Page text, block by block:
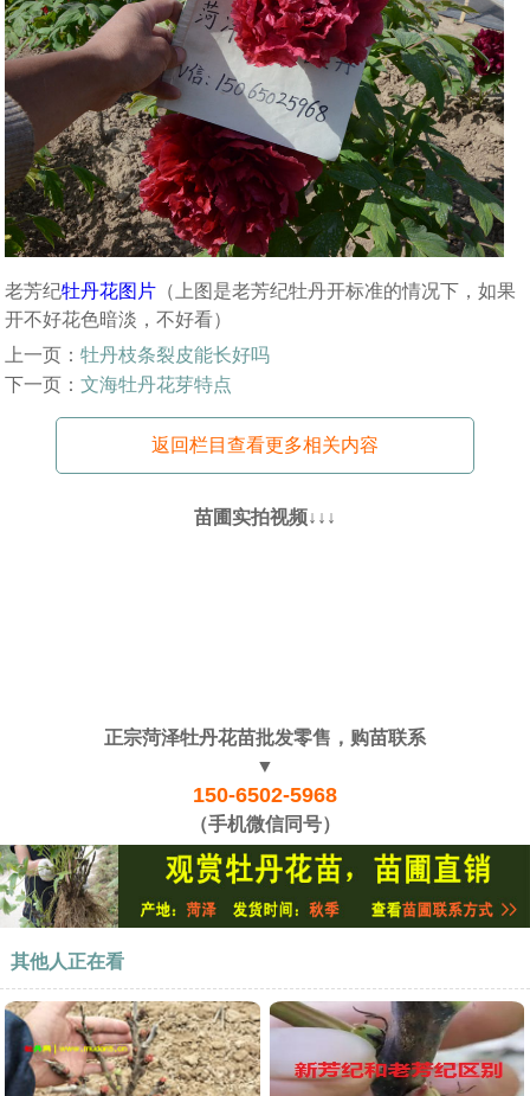
老芳纪牡丹花图片 （上图是老芳纪牡丹开标准的情况下，如果
开不好花色暗淡，不好看）
上一页：牡丹枝条裂皮能长好吗
下一页：文海牡丹花芽特点
返回栏目查看更多相关内容
苗圃实拍视频↓↓↓
正宗菏泽牡丹花苗批发零售，购苗联系
▼
150-6502-5968
（手机微信同号）
其他人正在看